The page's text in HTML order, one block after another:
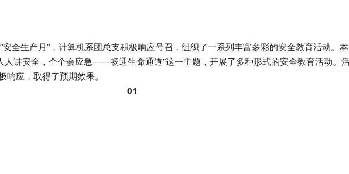
全生产月”，计算机系团总支积极响应号召，组织了一系列丰富多彩的安全教育活动。
人讲安全，个个会应急——畅通生命通道”这一主题，开展了多种形式的安全教育活动。
应，取得了预期效果。
01